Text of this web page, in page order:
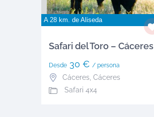
A 28 km. de Aliseda
Safari del Toro – Cáceres
Desde30 € / persona
Cáceres, Cáceres
Safari 4x4